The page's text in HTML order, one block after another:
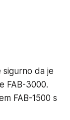
sigurno da je
FAB-3000.
FAB-1500 s